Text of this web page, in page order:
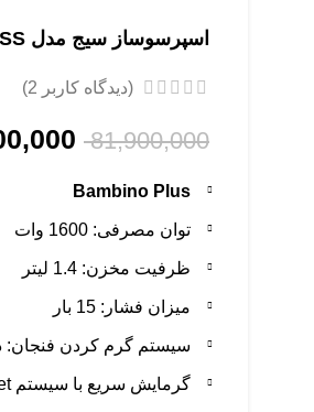
اسپرسوساز سیج مدل SAGE SES500BSS
(دیدگاه کاربر 2
)
81,900,000
Bambino Plus
توان مصرفی: 1600 وات
ظرفیت مخزن: 1.4 لیتر
میزان فشار: 15 بار
سیستم گرم کردن فنجان:
گرمایش سریع با سیستم ThermoJet